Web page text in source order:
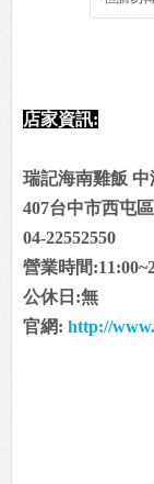
店家資訊:
瑞記海南雞飯 中
407台中市西屯
04-22552550
營業時間
公休日:無
官網: http://